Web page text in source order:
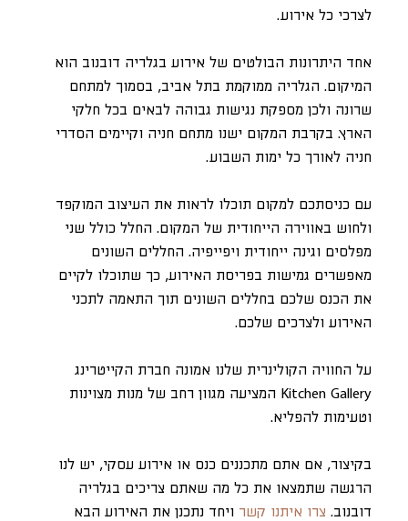
לצרכי כל אירוע.
אחד היתרונות הבולטים של אירוע בגלריה דובנוב הוא
המיקום. הגלריה ממוקמת בתל אביב, בסמוך למתחם
שרונה ולכן מספקת נגישות גבוהה לבאים בכל חלקי
הארץ. בקרבת המקום ישנו מתחם חניה וקיימים הסדרי
חניה לאורך כל ימות השבוע.
עם כניסתכם למקום תוכלו לראות את העיצוב המוקפד
ולחוש באווירה הייחודית של המקום. החלל כולל שני
מפלסים וגינה ייחודית ויפייפיה. החללים השונים
מאפשרים גמישות בפריסת האירוע, כך שתוכלו לקיים
את הכנס שלכם בחללים השונים תוך התאמה לתכני
האירוע ולצרכים שלכם.
על החוויה הקולינרית שלנו אמונה חברת הקייטרינג
Kitchen Gallery המציעה מגוון רחב של מנות מצוינות
וטעימות להפליא.
בקיצור, אם אתם מתכננים כנס או אירוע עסקי, יש לנו
הרגשה שתמצאו את כל מה שאתם צריכים בגלריה
דובנוב. צרו איתנו קשר ויחד נתכנן את האירוע הבא